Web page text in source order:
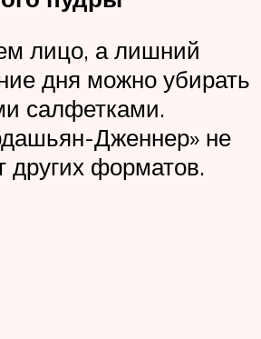
лицо, а лишний
дня можно убирать
салфетками.
Дженнер» не
других форматов.